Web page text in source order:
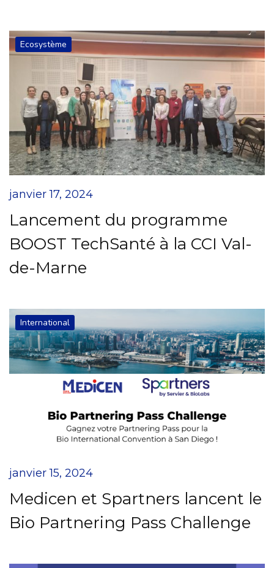
Ecosystème
janvier 17, 2024
Lancement du programme
BOOST TechSanté à la CCI Val-
de-Marne
International
janvier 15, 2024
Medicen et Spartners lancent le
Bio Partnering Pass Challenge